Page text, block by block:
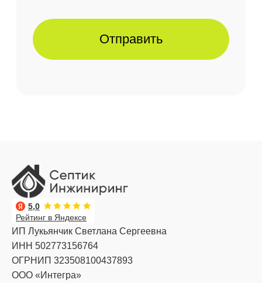
Рейтинг в Яндексе
5,0
ИП Лукьянчик Светлана Сергеевна
ИНН 502773156764
ОГРНИП 323508100437893
ООО «Интегра»